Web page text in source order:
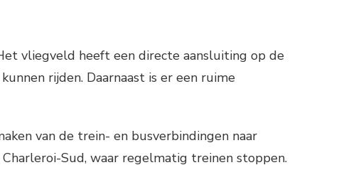
vliegveld heeft een directe aansluiting op de
rijden. Daarnaast is er een ruime
van de trein- en busverbindingen naar
Sud, waar regelmatig treinen stoppen.